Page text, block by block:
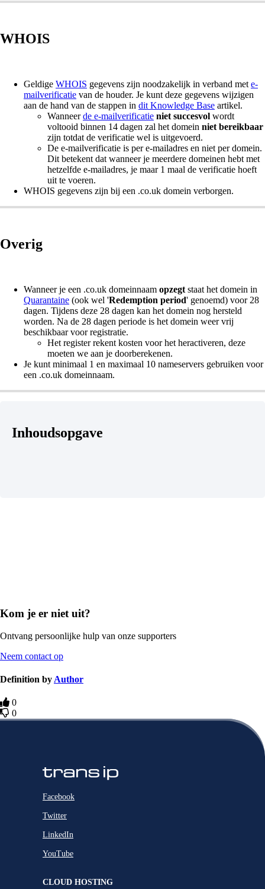
WHOIS
Geldige WHOIS gegevens zijn noodzakelijk in verband met e-
mailverificatie van de houder. Je kunt deze gegevens wijzigen
aan de hand van de stappen in dit Knowledge Base artikel.
Wanneerde e-mailverificatie niet succesvol wordt
voltooid binnen 14 dagen zal het domein niet bereikbaar
zijn totdat de verificatie wel is uitgevoerd.
De e-mailverificatie is per e-mailadres en niet per domein.
Dit betekent dat wanneer je meerdere domeinen hebt met
hetzelfde e-mailadres, je maar 1 maal de verificatie hoeft
uit te voeren.
WHOIS gegevens zijn bij een .co.uk domein verborgen.
Overig
Wanneer je een .co.uk domeinnaam opzegt staat het domein in
Quarantaine (ook wel 'Redemption period' genoemd) voor 28
dagen. Tijdens deze 28 dagen kan het domein nog hersteld
worden. Na de 28 dagen periode is het domein weer vrij
beschikbaar voor registratie.
Het register rekent kosten voor het heractiveren, deze
moeten we aan je doorberekenen.
Je kunt minimaal 1 en maximaal 10 nameservers gebruiken voor
een .co.uk domeinnaam.
Inhoudsopgave
Kom je er niet uit?
Ontvang persoonlijke hulp van onze supporters
Neem contact op
Definition by Author
0
0
Facebook
Twitter
LinkedIn
YouTube
CLOUD HOSTING